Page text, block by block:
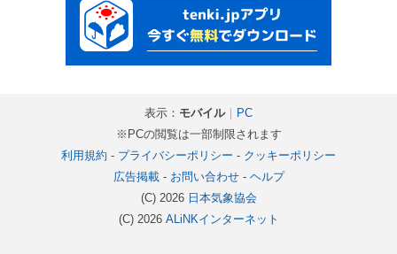
表示： モバイル｜ PC
※PCの閲覧は一部制限されます
利用規約 - プライバシーポリシー - クッキーポリシー
広告掲載- お問い合わせ- ヘルプ
(C) 2026 日本気象協会
(C) 2026 ALiNKインターネット